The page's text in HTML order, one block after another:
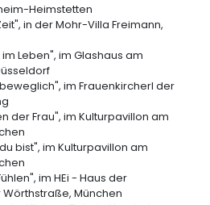
Heimstetten
in der Mohr-Villa Freimann,
Leben", im Glashaus am
im Frauenkircherl der
der Frau", im Kulturpavillon am
bist", im Kulturpavillon am
im HEi - Haus der
München